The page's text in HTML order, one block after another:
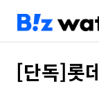
[단독]롯